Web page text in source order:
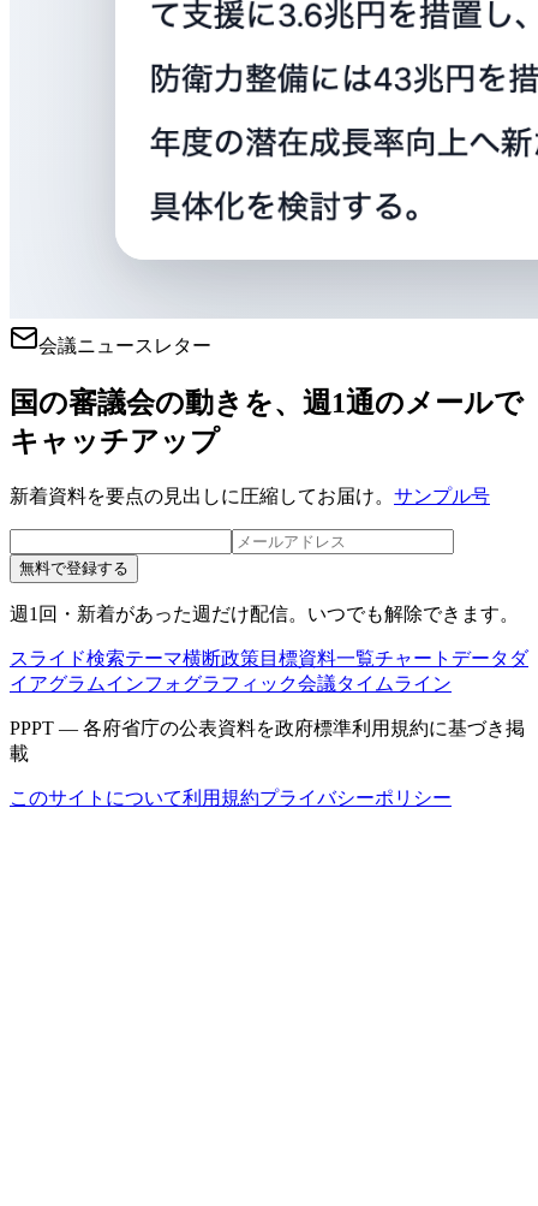
会議ニュースレター
国の審議会の動きを、週1通のメールで
キャッチアップ
新着資料を要点の見出しに圧縮してお届け。 サンプル号
無料で登録する
週1回・新着があった週だけ配信。いつでも解除できます。
スライド検索テーマ横断政策目標資料一覧チャートデータ ダ
イアグラムインフォグラフィック会議タイムライン
PPPT — 各府省庁の公表資料を政府標準利用規約に基づき掲
載
このサイトについて利用規約プライバシーポリシー